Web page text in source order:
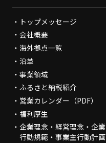
トップメッセージ
会社概要
海外拠点一覧
沿革
事業領域
ふるさと納税紹介
営業カレンダー（PDF）
福利厚生
企業理念・経営理念・企業
行動規範・事業主行動計画